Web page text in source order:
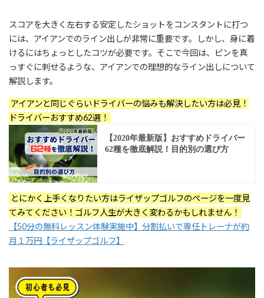
スコアを大きく左右する安定したショットをコンスタントに打つ
には、アイアンでのライン出しが非常に重要です。しかし、身に着
けるにはちょっとしたコツが必要です。そこで今回は、ピンを真
っすぐに刺せるような、アイアンでの理想的なライン出しについて
解説します。
アイアンと同じぐらいドライバーの悩みも解決したい方は必見！
ドライバーおすすめ62選！
とにかく上手くなりたい方はライザップゴルフのぺージを一度見
てみてください！ゴルフ人生が大きく変わるかもしれません！
【50分の無料レッスン体験実施中】分割払いで専任トレーナが約
月１万円【ライザップゴルフ】